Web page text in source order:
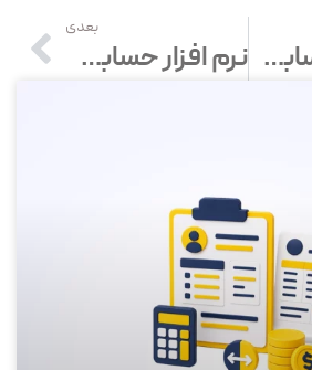
نرم افزار حسابداری در گرگان – خرید و قیمت انواع نرم افزار حسابداری در استان گلستان
بعدی
نرم افزار حسابداری در اراک – خرید و قیمت انواع نرم افزار حسابداری در استان مرکزی